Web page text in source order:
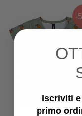
-
Iscriviti e
primo